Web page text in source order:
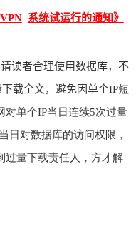
系统试运行的通知》
读者合理使用数据库，不
下载全文，避免因单个IP短
对单个IP当日连续5次过量
当日对数据库的访问权限，
过量下载责任人，方才解